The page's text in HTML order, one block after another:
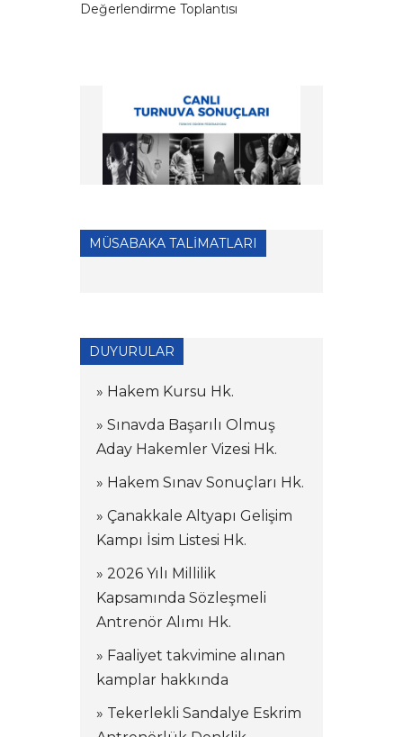
Değerlendirme Toplantısı
MÜSABAKA TALİMATLARI
DUYURULAR
» Hakem Kursu Hk.
» Sınavda Başarılı Olmuş
Aday Hakemler Vizesi Hk.
» Hakem Sınav Sonuçları Hk.
» Çanakkale Altyapı Gelişim
Kampı İsim Listesi Hk.
» 2026 Yılı Millilik
Kapsamında Sözleşmeli
Antrenör Alımı Hk.
» Faaliyet takvimine alınan
kamplar hakkında
» Tekerlekli Sandalye Eskrim